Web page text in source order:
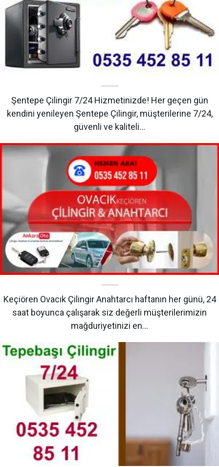
Şentepe Çilingir 7/24 Hizmetinizde! Her geçen gün
kendini yenileyen Şentepe Çilingir, müşterilerine 7/24,
güvenli ve kaliteli…
Keçiören Ovacık Çilingir Anahtarcı haftanın her günü, 24
saat boyunca çalışarak siz değerli müşterilerimizin
mağduriyetinizi en…